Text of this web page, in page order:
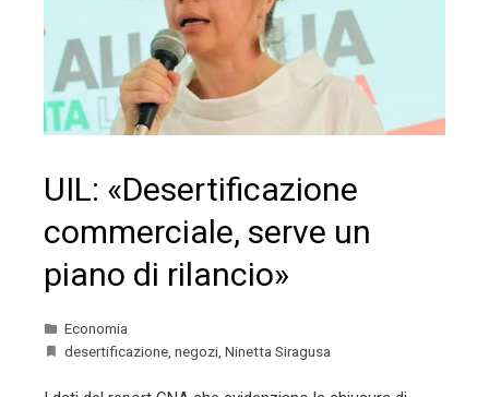
UIL: «Desertificazione
commerciale, serve un
piano di rilancio»
Economia
desertificazione, negozi, Ninetta Siragusa